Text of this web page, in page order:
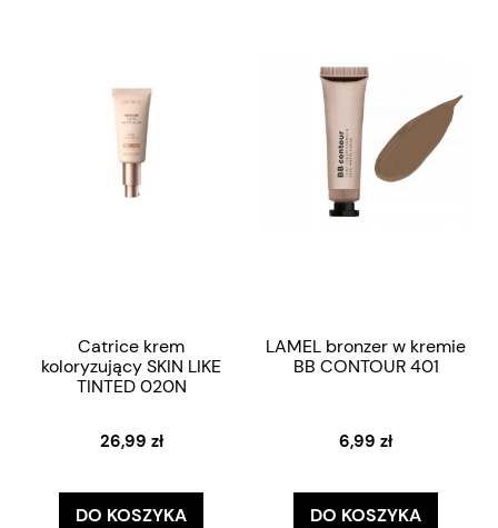
Catrice krem
koloryzujący SKIN LIKE
TINTED 020N
26,99 zł
DO KOSZYKA
LAMEL bronzer w kremie
BB CONTOUR 401
6,99 zł
DO KOSZYKA